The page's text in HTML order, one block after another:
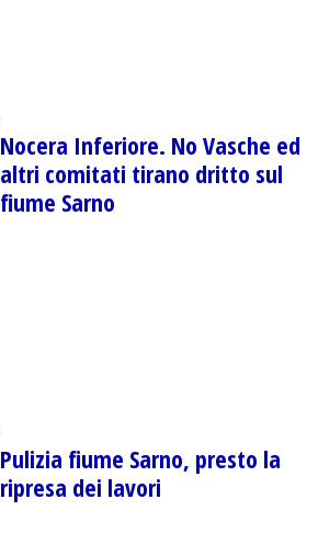
Nocera Inferiore. No Vasche ed
altri comitati tirano dritto sul
fiume Sarno
Pulizia fiume Sarno, presto la
ripresa dei lavori